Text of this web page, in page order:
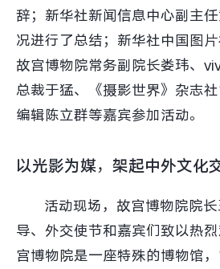
全部S机型
全部Y机型
iQOO Neo11
全部iQOO机型
vivo WATCH GT 2
全部智能
辞；新华社新闻信息中心副主
况进行了总结；新华社中国图片
故宫博物院常务副院长娄玮、
总裁于猛、《摄影世界》杂志
编辑陈立群等嘉宾参加活动。
以光影为媒，架起中外文化
活动现场，故宫博物院院
导、外交使节和嘉宾们致以热
宫博物院是一座特殊的博物馆